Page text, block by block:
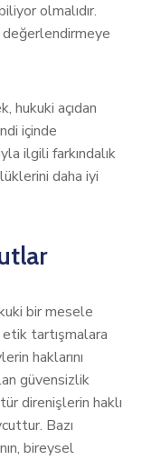
olmalıdır.
değerlendirmeye
hukuki açıdan
içinde
ilgili farkındalık
daha iyi
bir mesele
tartışmalara
haklarını
güvensizlik
direnişlerin haklı
Bazı
bireysel